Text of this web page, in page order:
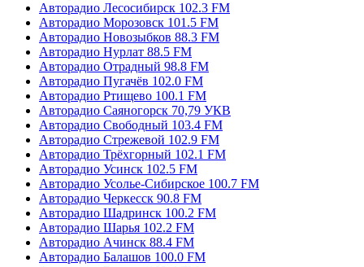
Авторадио Лесосибирск 102.3 FM
Авторадио Морозовск 101.5 FM
Авторадио Новозыбков 88.3 FM
Авторадио Нурлат 88.5 FM
Авторадио Отрадный 98.8 FM
Авторадио Пугачёв 102.0 FM
Авторадио Ртищево 100.1 FM
Авторадио Саяногорск 70,79 УКВ
Авторадио Свободный 103.4 FM
Авторадио Стрежевой 102.9 FM
Авторадио Трёхгорный 102.1 FM
Авторадио Усинск 102.5 FM
Авторадио Усолье-Сибирское 100.7 FM
Авторадио Черкесск 90.8 FM
Авторадио Шадринск 100.2 FM
Авторадио Шарья 102.2 FM
Авторадио Ачинск 88.4 FM
Авторадио Балашов 100.0 FM